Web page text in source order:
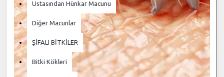
Ustasından Hünkar Macunu
Diğer Macunlar
ŞİFALI BİTKİLER
Bitki Kökleri